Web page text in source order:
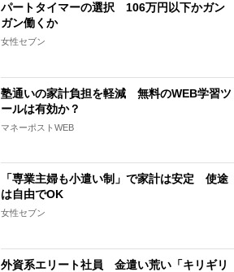
パートタイマーの選択 106万円以下かガン
ガン働くか
女性セブン
塾通いの家計負担を軽減 無料のWEB学習ツ
ールは有効か？
マネーポストWEB
「専業主婦も小遣い制」で家計は安定 使途
は自由でOK
女性セブン
外資系エリート社員 金遣い荒い「キリギリ